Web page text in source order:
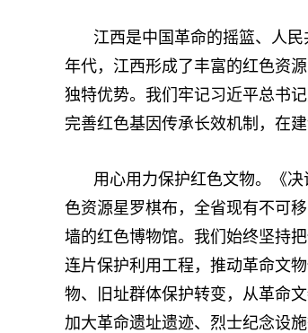
江西是中国革命的摇篮、人
年代，江西形成了丰富的红色资
独特优势。我们牢记习近平总书
完善红色基因传承长效机制，在
用心用力保护红色文物。《
色资源星罗棋布，全省现有不可
墙的红色博物馆。我们始终坚持
连片保护利用工程，推动革命文
物、旧址群体保护转变，从革命
加大革命遗址遗迹、烈士纪念设